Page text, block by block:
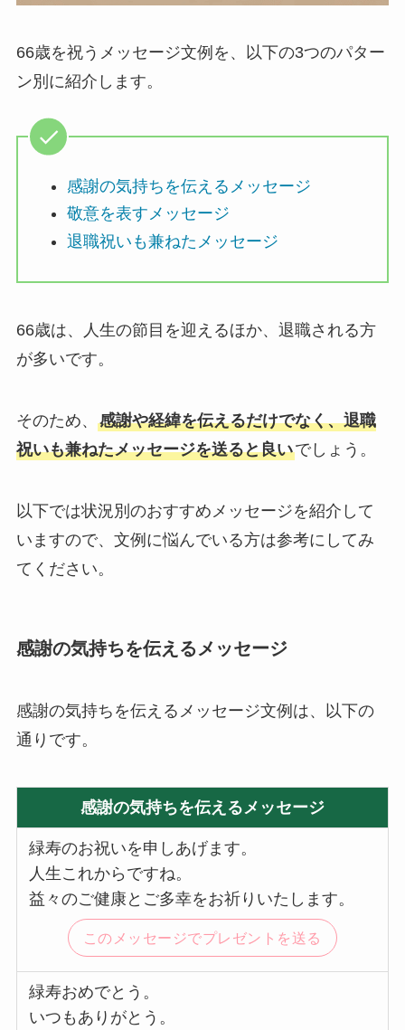
66歳を祝うメッセージ文例を、以下の3つのパター
ン別に紹介します。
感謝の気持ちを伝えるメッセージ
敬意を表すメッセージ
退職祝いも兼ねたメッセージ
66歳は、人生の節目を迎えるほか、退職される方
が多いです。
そのため、 感謝や経緯を伝えるだけでなく、退職
祝いも兼ねたメッセージを送ると良いでしょう。
以下では状況別のおすすめメッセージを紹介して
いますので、文例に悩んでいる方は参考にしてみ
てください。
感謝の気持ちを伝えるメッセージ
感謝の気持ちを伝えるメッセージ文例は、以下の
通りです。
感謝の気持ちを伝えるメッセージ
緑寿のお祝いを申しあげます。
人生これからですね。
益々のご健康とご多幸をお祈りいたします。
このメッセージでプレゼントを送る
緑寿おめでとう。
いつもありがとう。